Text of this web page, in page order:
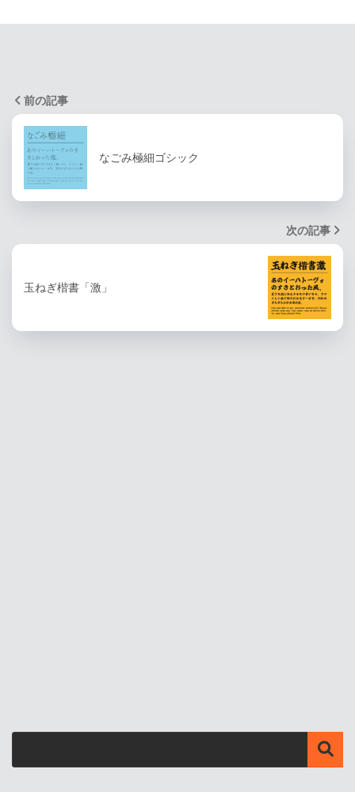
前の記事
なごみ極細ゴシック
次の記事
玉ねぎ楷書「激」